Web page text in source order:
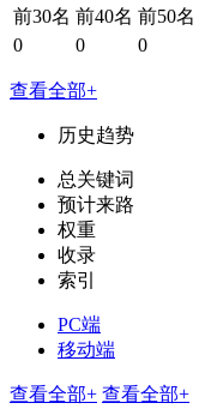
前30名 前40名 前50名
0
0 0
查看全部+
历史趋势
总关键词
预计来路
权重
收录
索引
PC端
移动端
查看全部+ 查看全部+